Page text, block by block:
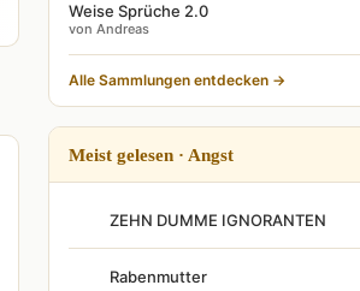
Weise Sprüche 2.0
von Andreas
Alle Sammlungen entdecken →
Meist gelesen · Angst
ZEHN DUMME IGNORANTEN
Rabenmutter